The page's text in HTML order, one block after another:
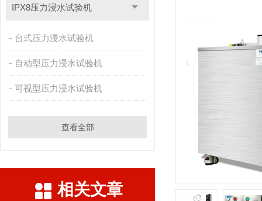
IPX8压力浸水试验机
台式压力浸水试验机
自动型压力浸水试验机
可视型压力浸水试验机
查看全部
相关文章